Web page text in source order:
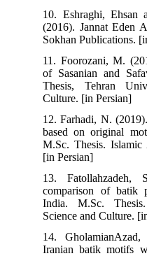
10.
(2016).
Sokhan
11.
of Sasanian
Thesis,
Culture. [in
12. Farhadi,
based on
M.Sc.
[in Persian]
13.
comparison
India.
Science and
14.
Iranian batik